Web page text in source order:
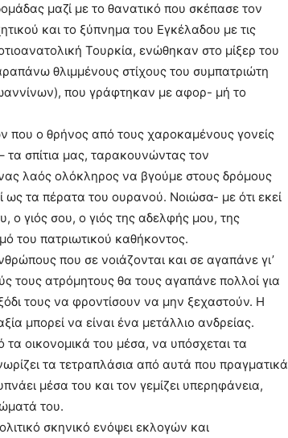
μαζί με το θανατικό που σκέπασε τον
και το ξύπνημα του Εγκέλαδου με τις
Τουρκία, ενώθηκαν στο μίξερ του
θλιμμένους στίχους του συμπατριώτη
που γράφτηκαν με αφορ- μή το
που ο θρήνος από τους χαροκαμένους γονείς
τα σπίτια μας, ταρακουνώντας τον
λαός ολόκληρος να βγούμε στους δρόμους
τα πέρατα του ουρανού. Νοιώσα- με ότι εκεί
ο γιός σου, ο γιός της αδελφής μου, της
του πατριωτικού καθήκοντος.
που σε νοιάζονται και σε αγαπάνε γι’
τους ατρόμητους θα τους αγαπάνε πολλοί για
τους να φροντίσουν να μην ξεχαστούν. Η
μπορεί να είναι ένα μετάλλιο ανδρείας.
οικονομικά του μέσα, να υπόσχεται τα
τα τετραπλάσια από αυτά που πραγματικά
μέσα του και τον γεμίζει υπερηφάνεια,
του.
σκηνικό ενόψει εκλογών και